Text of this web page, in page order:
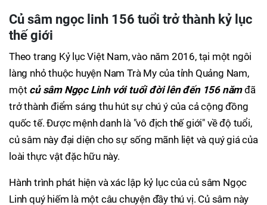
Củ sâm ngọc linh 156 tuổi trở thành kỷ lục
thế giới
Theo trang Kỷ lục Việt Nam, vào năm 2016, tại một ngôi
làng nhỏ thuộc huyện Nam Trà My của tỉnh Quảng Nam,
một củ sâm Ngọc Linh với tuổi đời lên đến 156 nămđã
trở thành điểm sáng thu hút sự chú ý của cả cộng đồng
quốc tế. Được mệnh danh là "vô địch thế giới" về độ tuổi,
củ sâm này đại diện cho sự sống mãnh liệt và quý giá của
loài thực vật đặc hữu này.
Hành trình phát hiện và xác lập kỷ lục của củ sâm Ngọc
Linh quý hiếm là một câu chuyện đầy thú vị. Củ sâm này